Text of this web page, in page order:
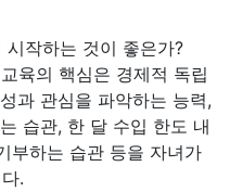
작하는 것이 좋은가?
육의 핵심은 경제적 독립
과 관심을 파악하는 능력,
습관, 한 달 수입 한도 내
부하는 습관 등을 자녀가
.